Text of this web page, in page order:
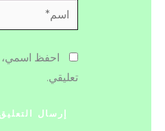
اسم*
احفظ اسمي،
تعليقي.